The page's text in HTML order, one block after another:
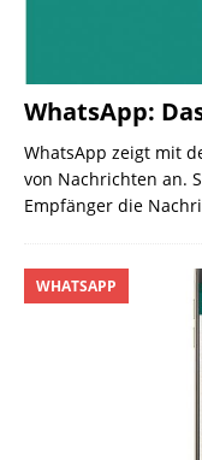
WhatsApp:
WhatsApp zeigt mit
von Nachrichten an.
Empfänger die
WHATSAPP